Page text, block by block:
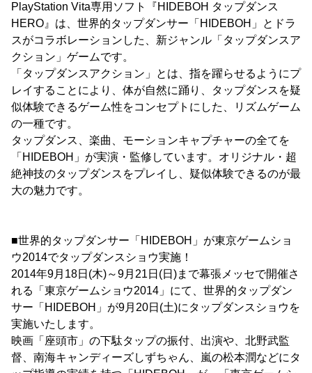
PlayStation Vita専用ソフト『HIDEBOH タップダンス
HERO』は、世界的タップダンサー「HIDEBOH」とドラ
スがコラボレーションした、新ジャンル「タップダンスア
クション」ゲームです。
「タップダンスアクション」とは、指を躍らせるようにプ
レイすることにより、体が自然に踊り、タップダンスを疑
似体験できるゲーム性をコンセプトにした、リズムゲーム
の一種です。
タップダンス、楽曲、モーションキャプチャーの全てを
「HIDEBOH」が実演・監修しています。オリジナル・超
絶神技のタップダンスをプレイし、疑似体験できるのが最
大の魅力です。
■世界的タップダンサー「HIDEBOH」が東京ゲームショ
ウ2014でタップダンスショウ実施！
2014年9月18日(木)～9月21日(日)まで幕張メッセで開催さ
れる「東京ゲームショウ2014」にて、世界的タップダン
サー「HIDEBOH」が9月20日(土)にタップダンスショウを
実施いたします。
映画「座頭市」の下駄タップの振付、出演や、北野武監
督、南海キャンディーズしずちゃん、嵐の松本潤などにタ